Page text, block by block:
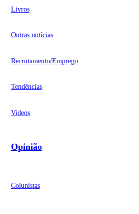
Livros
Outras notícias
Recrutamento/Emprego
Tendências
Videos
Opinião
Colunistas